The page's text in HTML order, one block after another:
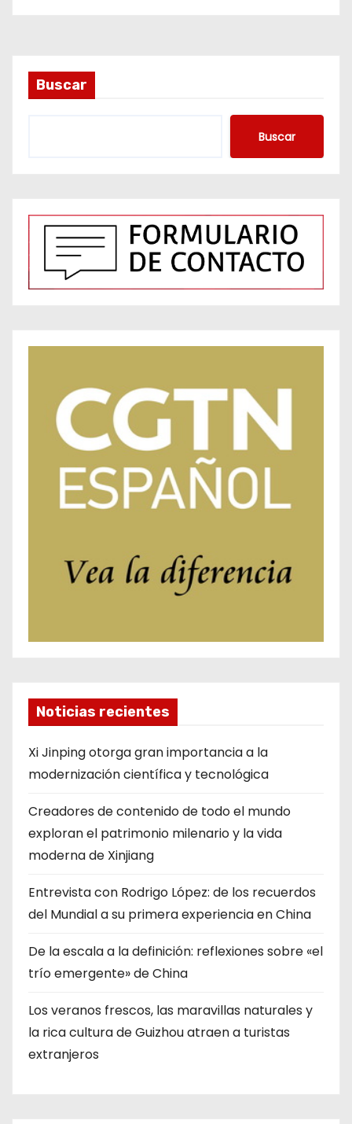
Buscar
Buscar
Noticias recientes
Xi Jinping otorga gran importancia a la
modernización científica y tecnológica
Creadores de contenido de todo el mundo
exploran el patrimonio milenario y la vida
moderna de Xinjiang
Entrevista con Rodrigo López: de los recuerdos
del Mundial a su primera experiencia en China
De la escala a la definición: reflexiones sobre «el
trío emergente» de China
Los veranos frescos, las maravillas naturales y
la rica cultura de Guizhou atraen a turistas
extranjeros